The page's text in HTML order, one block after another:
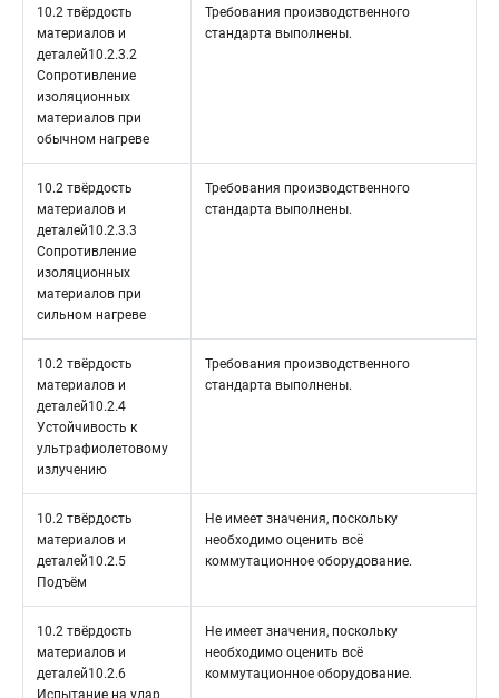
10.2 твёрдость
материалов и
деталей10.2.3.2
Сопротивление
изоляционных
материалов при
обычном нагреве
Требования производственного
стандарта выполнены.
10.2 твёрдость
материалов и
деталей10.2.3.3
Сопротивление
изоляционных
материалов при
сильном нагреве
Требования производственного
стандарта выполнены.
10.2 твёрдость
материалов и
деталей10.2.4
Устойчивость к
ультрафиолетовому
излучению
Требования производственного
стандарта выполнены.
10.2 твёрдость
материалов и
деталей10.2.5
Подъём
Не имеет значения, поскольку
необходимо оценить всё
коммутационное оборудование.
10.2 твёрдость
материалов и
деталей10.2.6
Испытание на удар
Не имеет значения, поскольку
необходимо оценить всё
коммутационное оборудование.